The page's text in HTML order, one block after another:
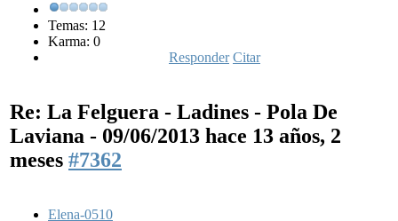
Temas: 12
Karma: 0
Responder Citar
Re: La Felguera - Ladines - Pola De
Laviana - 09/06/2013 hace 13 años, 2
meses #7362
Elena-0510